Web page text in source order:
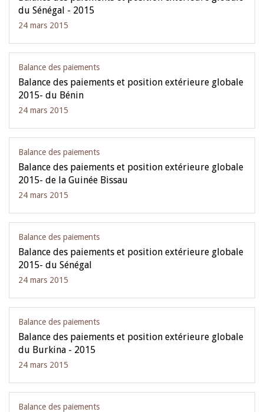
du Sénégal - 2015
24 mars 2015
Balance des paiements
Balance des paiements et position extérieure globale
2015- du Bénin
24 mars 2015
Balance des paiements
Balance des paiements et position extérieure globale
2015- de la Guinée Bissau
24 mars 2015
Balance des paiements
Balance des paiements et position extérieure globale
2015- du Sénégal
24 mars 2015
Balance des paiements
Balance des paiements et position extérieure globale
du Burkina - 2015
24 mars 2015
Balance des paiements